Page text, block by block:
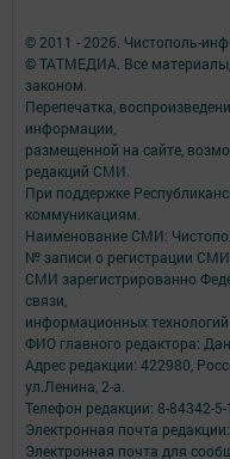
© 2011 - 2026. Чистополь-
© ТАТМЕДИА. Все
законом.
Перепечатка,
информации,
размещенной на сайте,
редакций СМИ.
При поддержке
коммуникациям.
Наименование СМИ:
№ записи о регистрации
СМИ зарегистрированно
связи,
информационных
ФИО главного редактора:
Адрес редакции: 422980,
ул.Ленина, 2-а.
Телефон редакции: 8-84342-
Электронная почта
Электронная почта для